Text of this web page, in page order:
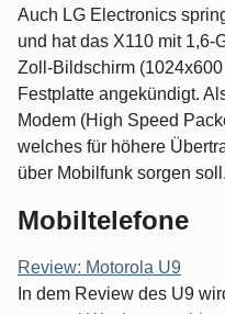
Auch LG Electronics
und hat das X110 mit 1,6-
Zoll-Bildschirm
Festplatte angekündigt.
Modem (High Speed
welches für höhere
über Mobilfunk sorgen soll.
Mobiltelefone
Review: Motorola U9
In dem Review des U9